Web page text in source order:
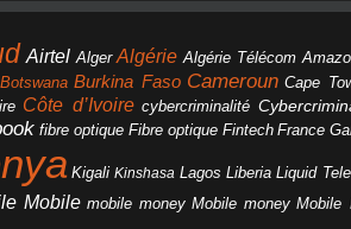
Airtel Alger Algérie Algérie Télécom
Botswana Burkina Faso Cameroun Cape
Côte d’Ivoire cybercriminalité
fibre optique Fibre optique Fintech France
Kigali Kinshasa Lagos Liberia Liquid
Mobile mobile money Mobile money Mobile